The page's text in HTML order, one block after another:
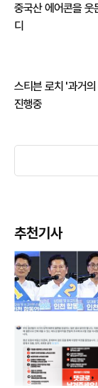
중국산 에어콘을 웃
디
스티븐 로치 '과거
진행중
추천기사